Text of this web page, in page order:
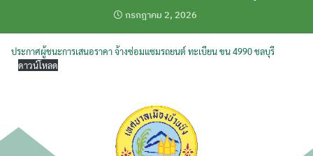
กรกฎาคม 2, 2026
ประกาศผู้ชนะการเสนอราคา จ้างซ่อมแซมรถยนต์ ทะเบียน ขน 4990 ชลบุรี
ดาวน์โหลด